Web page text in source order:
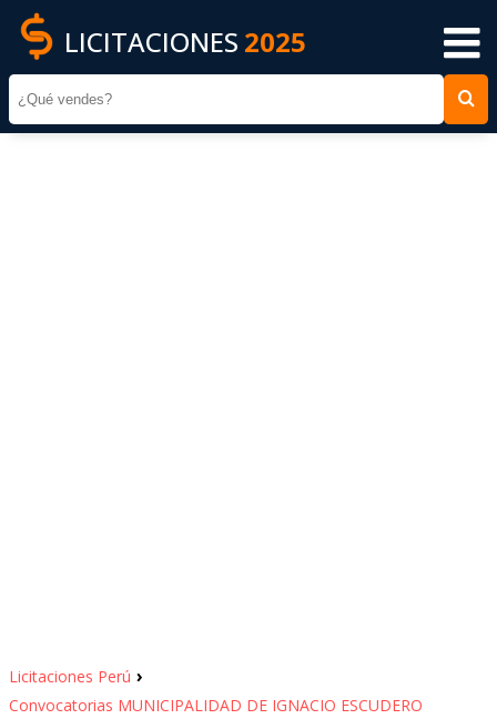
LICITACIONES 2025
Licitaciones Perú ›
Convocatorias MUNICIPALIDAD DE IGNACIO ESCUDERO